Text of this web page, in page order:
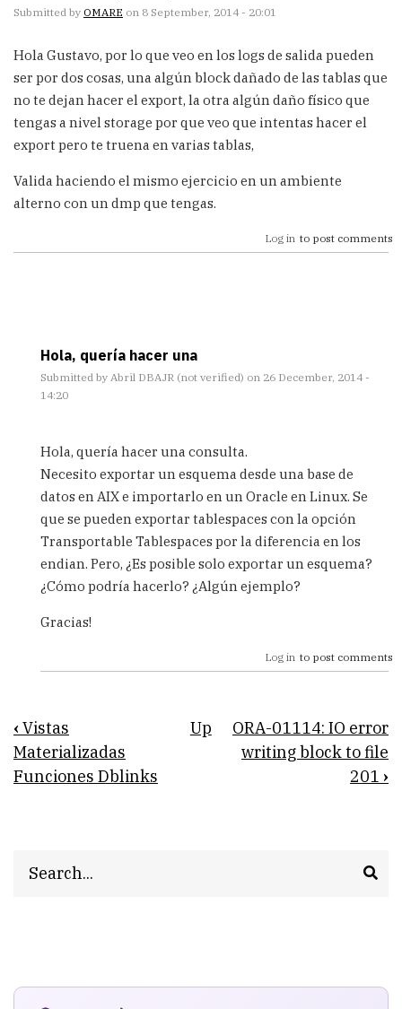
Submitted by OMARE on 8 September, 2014 - 20:01
Hola Gustavo, por lo que veo en los logs de salida pueden
ser por dos cosas, una algún block dañado de las tablas que
no te dejan hacer el export, la otra algún daño físico que
tengas a nivel storage por que veo que intentas hacer el
export pero te truena en varias tablas,
Valida haciendo el mismo ejercicio en un ambiente
alterno con un dmp que tengas.
Log in to post comments
Hola, quería hacer una
Submitted by Abril DBAJR (not verified) on 26 December, 2014 -
14:20
reply
Hola
Gustavo,
por
lo
veo
by
Hola, quería hacer una consulta.
Necesito exportar un esquema desde una base de
datos en AIX e importarlo en un Oracle en Linux. Se
que se pueden exportar tablespaces con la opción
Transportable Tablespaces por la diferencia en los
endian. Pero, ¿Es posible solo exportar un esquema?
¿Cómo podría hacerlo? ¿Algún ejemplo?
Gracias!
Log in to post comments
Book
traversal
links
con
y
‹ Vistas
Materializadas
Funciones Dblinks
Up
ORA-01114: IO error
writing block to file
201 ›